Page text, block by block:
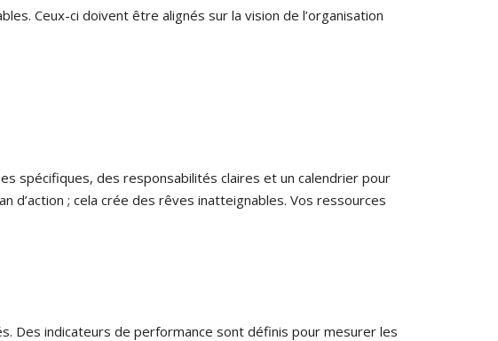
Ceux-ci doivent être alignés sur la vision de l’organisation
spécifiques, des responsabilités claires et un calendrier pour
d’action ; cela crée des rêves inatteignables. Vos ressources
Des indicateurs de performance sont définis pour mesurer les